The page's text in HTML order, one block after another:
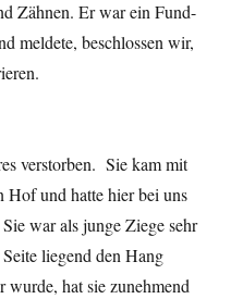
Zähnen. Er war ein Fund-
meldete, beschlossen wir,
verstorben. Sie kam mit
Hof und hatte hier bei uns
war als junge Ziege sehr
liegend den Hang
wurde, hat sie zunehmend